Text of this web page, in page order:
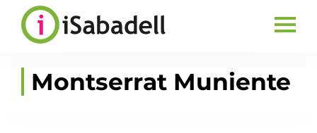
Montserrat Muniente